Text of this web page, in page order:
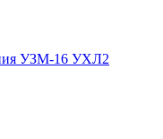
УЗМ-16 УХЛ2